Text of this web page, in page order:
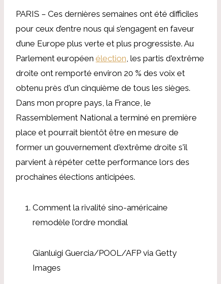
PARIS – Ces dernières semaines ont été difficiles
pour ceux d’entre nous qui s’engagent en faveur
d’une Europe plus verte et plus progressiste. Au
Parlement européen élection , les partis d'extrême
droite ont remporté environ 20 % des voix et
obtenu près d'un cinquième de tous les sièges.
Dans mon propre pays, la France, le
Rassemblement National a terminé en première
place et pourrait bientôt être en mesure de
former un gouvernement d'extrême droite s'il
parvient à répéter cette performance lors des
prochaines élections anticipées.
Comment la rivalité sino-américaine
remodèle l’ordre mondial
Gianluigi Guercia/POOL/AFP via Getty
Images